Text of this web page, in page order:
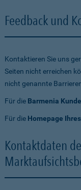
Feedback und
Kontaktieren Sie uns
Seiten nicht erreichen
nicht genannte
Für die Barmenia
Für die Homepage
Kontaktdaten